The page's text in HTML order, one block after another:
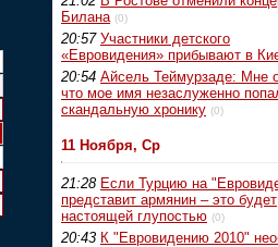
Билана (0)
20:57 Участники детского
«Евровидения» прибывают в
20:54 Айсель Теймурзаде: Мне
что мое имя незаслуженно
скандальную хронику (0)
11 Ноября, Ср
21:28 Если Турцию на
представит армянин – это будет
настоящей глупостью (0)
20:43 К "Евровидению 2010"